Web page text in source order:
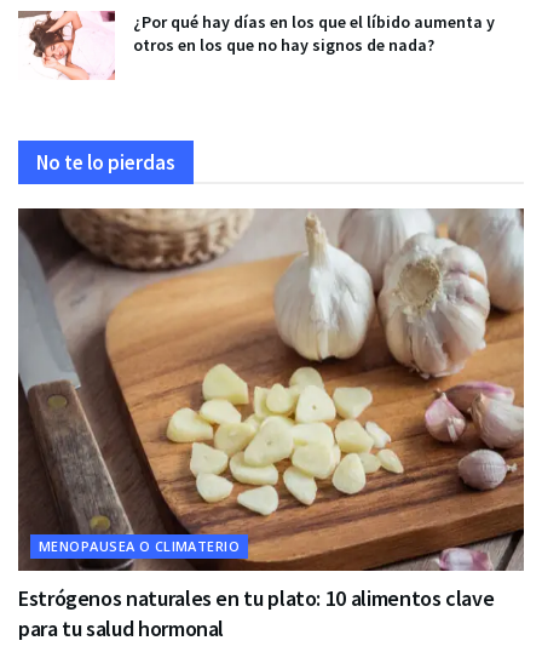
¿Por qué hay días en los que el líbido aumenta y
otros en los que no hay signos de nada?
No te lo pierdas
MENOPAUSEA O CLIMATERIO
Estrógenos naturales en tu plato: 10 alimentos clave
para tu salud hormonal